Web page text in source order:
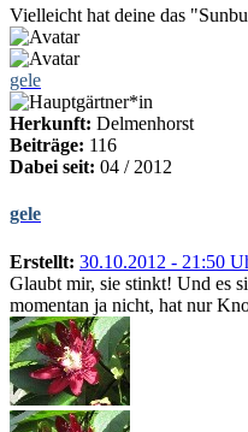
Vielleicht hat deine das
gele
Herkunft: Delmenhorst
Beiträge: 116
Dabei seit: 04 / 2012
gele
Erstellt: 30.10.2012 - 21:50
Glaubt mir, sie stinkt! Und es
momentan ja nicht, hat nur